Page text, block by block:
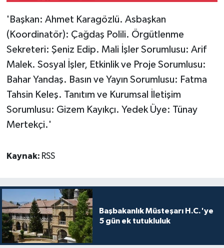
göstergelerinden
'Başkan: Ahmet Karagözlü. Asbaşkan
(Koordinatör): Çağdaş Polili. Örgütlenme
Sekreteri: Şeniz Edip. Mali İşler Sorumlusu: Arif
Malek. Sosyal İşler, Etkinlik ve Proje Sorumlusu:
Bahar Yandaş. Basın ve Yayın Sorumlusu: Fatma
Tahsin Keleş. Tanıtım ve Kurumsal İletişim
Sorumlusu: Gizem Kayıkçı. Yedek Üye: Tünay
Mertekçi.'
Kaynak: RSS
Başbakanlık Müsteşarı H.C.'ye
5 gün ek tutukluluk
SAĞLIK
SİYASET
TATLISU
TEKNOLOJİ
YAŞAM